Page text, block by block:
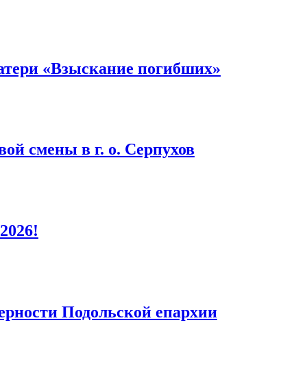
«Взыскание погибших»
смены в г. о. Серпухов
Подольской епархии